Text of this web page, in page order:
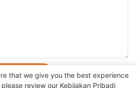
SEKARANG
that we give you the best experience
review our Kebijakan Pribadi